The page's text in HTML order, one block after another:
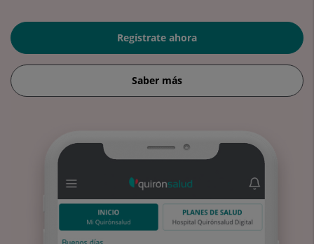
Regístrate ahora
Saber más